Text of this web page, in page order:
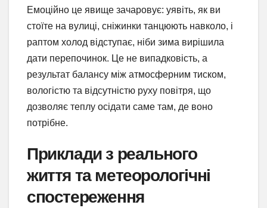
Емоційно це явище зачаровує: уявіть, як ви
стоїте на вулиці, сніжинки танцюють навколо, і
раптом холод відступає, ніби зима вирішила
дати перепочинок. Це не випадковість, а
результат балансу між атмосферним тиском,
вологістю та відсутністю руху повітря, що
дозволяє теплу осідати саме там, де воно
потрібне.
Приклади з реального
життя та метеорологічні
спостереження